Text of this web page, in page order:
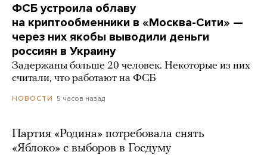
ФСБ устроила облаву
на криптообменники в «Москва-Сити» —
через них якобы выводили деньги
россиян в Украину
Задержаны больше 20 человек. Некоторые из них
считали, что работают на ФСБ
НОВОСТИ 5 часов назад
Партия «Родина» потребовала снять
«Яблоко» с выборов в Госдуму